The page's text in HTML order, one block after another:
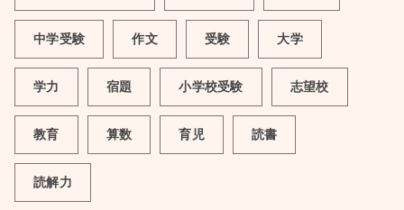
中学受験 作文 受験 大学
学力 宿題 小学校受験 志望校
教育 算数 育児 読書
読解力